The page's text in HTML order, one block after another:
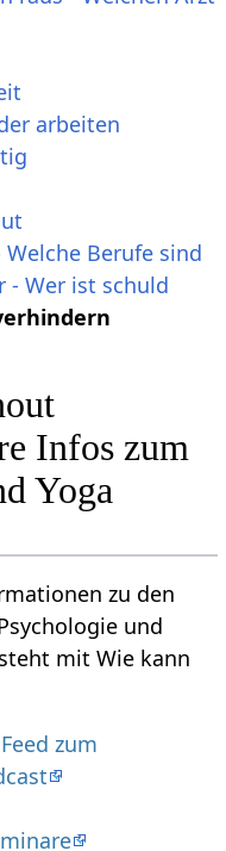
arbeiten
Berufe sind
- Wer ist schuld
Infos zum
Yoga
zu den
und
mit Wie kann
Feed zum